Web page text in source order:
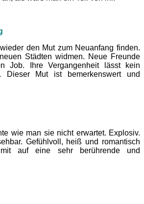
den Mut zum Neuanfang finden.
Städten widmen. Neue Freunde
Job. Ihre Vergangenheit lässt kein
Dieser Mut ist bemerkenswert und
wie man sie nicht erwartet. Explosiv.
Gefühlvoll, heiß und romantisch
auf eine sehr berührende und